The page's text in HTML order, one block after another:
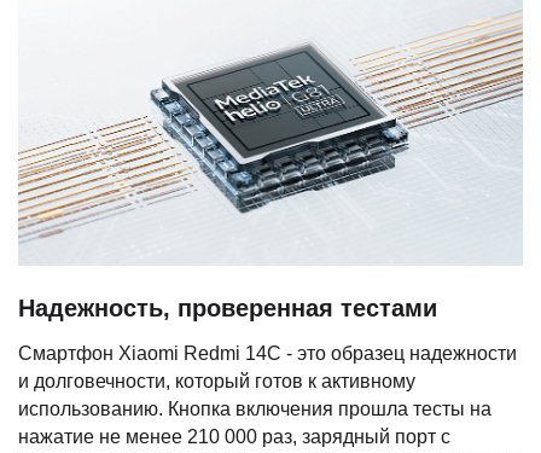
Надежность, проверенная тестами
Смартфон Xiaomi Redmi 14C - это образец надежности
и долговечности, который готов к активному
использованию. Кнопка включения прошла тесты на
нажатие не менее 210 000 раз, зарядный порт с